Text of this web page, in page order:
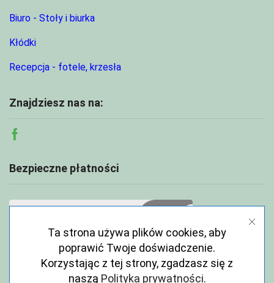
Biuro - Stoły i biurka
Kłódki
Recepcja - fotele, krzesła
Znajdziesz nas na:
Facebook
Bezpieczne płatności
Ta strona używa plików cookies, aby
poprawić Twoje doświadczenie.
Korzystając z tej strony, zgadzasz się z
naszą Polityka prywatności.